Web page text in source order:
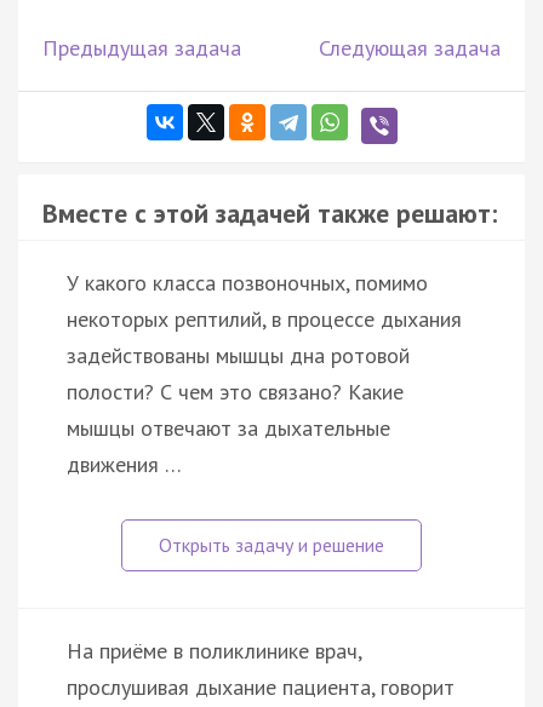
Предыдущая задача Следующая задача
Вместе с этой задачей также решают:
У какого класса позвоночных, помимо
некоторых рептилий, в процессе дыхания
задействованы мышцы дна ротовой
полости? С чем это связано? Какие
мышцы отвечают за дыхательные
движения …
На приёме в поликлинике врач,
прослушивая дыхание пациента, говорит